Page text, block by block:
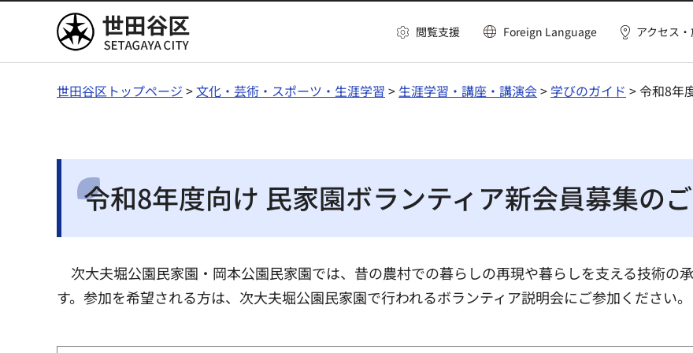
世田谷区 閲覧支援 Foreign Language アクセス
世田谷区トップページ >文化・芸術・スポーツ・生涯学習 > 生涯学習・講座・講演会> 学びのガイド > 令和8年
令和8年度向け 民家園ボランティア新会員募集の
次大夫堀公園民家園・岡本公園民家園では、昔の農村での暮らしの再現や暮らしを支える技術の
す。参加を希望される方は、次大夫堀公園民家園で行われるボランティア説明会にご参加ください。